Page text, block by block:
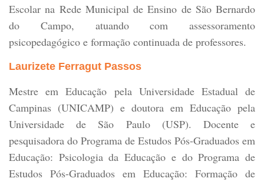
Escolar na Rede Municipal de Ensino de São Bernardo
do Campo, atuando com assessoramento
psicopedagógico e formação continuada de professores.
Laurizete Ferragut Passos
Mestre em Educação pela Universidade Estadual de
Campinas (UNICAMP) e doutora em Educação pela
Universidade de São Paulo (USP). Docente e
pesquisadora do Programa de Estudos Pós-Graduados em
Educação: Psicologia da Educação e do Programa de
Estudos Pós-Graduados em Educação: Formação de